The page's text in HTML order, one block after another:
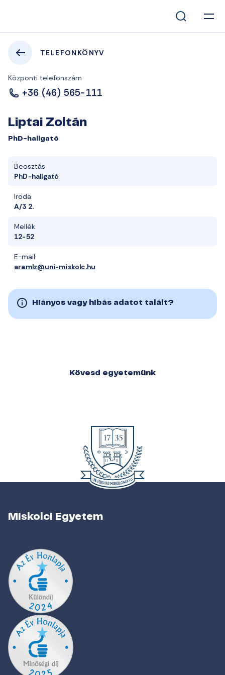
TELEFONKÖNYV
Központi telefonszám
+36 (46) 565-111
Liptai Zoltán
PhD-hallgató
Beosztás
PhD-hallgató
Iroda
A/3 2.
Mellék
12-52
E-mail
aramlz@uni-miskolc.hu
Hiányos vagy hibás adatot talált?
Kövesd egyetemünk
Miskolci Egyetem